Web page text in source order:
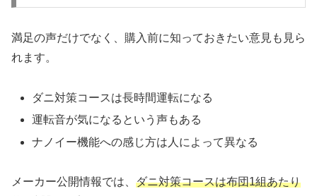
満足の声だけでなく、購入前に知っておきたい意見も見ら
れます。
ダニ対策コースは長時間運転になる
運転音が気になるという声もある
ナノイー機能への感じ方は人によって異なる
メーカー公開情報では、 ダニ対策コースは布団1組あたり